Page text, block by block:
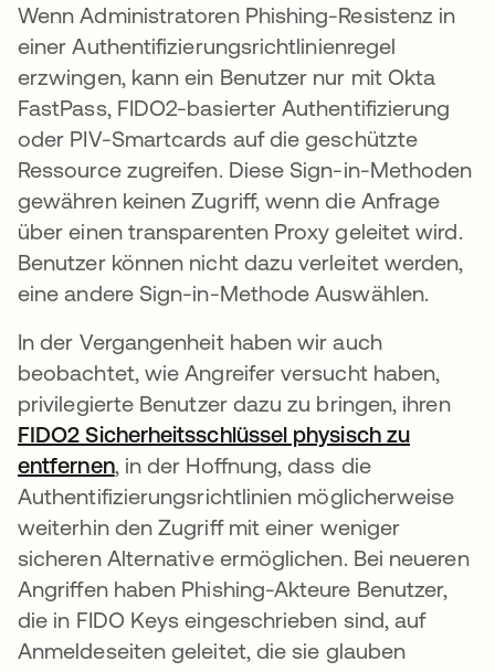
Wenn Administratoren Phishing-Resistenz in
einer Authentifizierungsrichtlinienregel
erzwingen, kann ein Benutzer nur mit Okta
FastPass, FIDO2-basierter Authentifizierung
oder PIV-Smartcards auf die geschützte
Ressource zugreifen. Diese Sign-in-Methoden
gewähren keinen Zugriff, wenn die Anfrage
über einen transparenten Proxy geleitet wird.
Benutzer können nicht dazu verleitet werden,
eine andere Sign-in-Methode Auswählen.
In der Vergangenheit haben wir auch
beobachtet, wie Angreifer versucht haben,
privilegierte Benutzer dazu zu bringen, ihren
FIDO2 Sicherheitsschlüssel physisch zu
entfernen, in der Hoffnung, dass die
Authentifizierungsrichtlinien möglicherweise
weiterhin den Zugriff mit einer weniger
sicheren Alternative ermöglichen. Bei neueren
Angriffen haben Phishing-Akteure Benutzer,
die in FIDO Keys eingeschrieben sind, auf
Anmeldeseiten geleitet, die sie glauben